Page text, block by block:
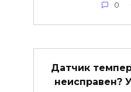
0
Датчик
неисправен?